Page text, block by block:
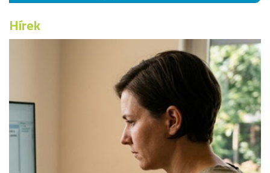
Hírek